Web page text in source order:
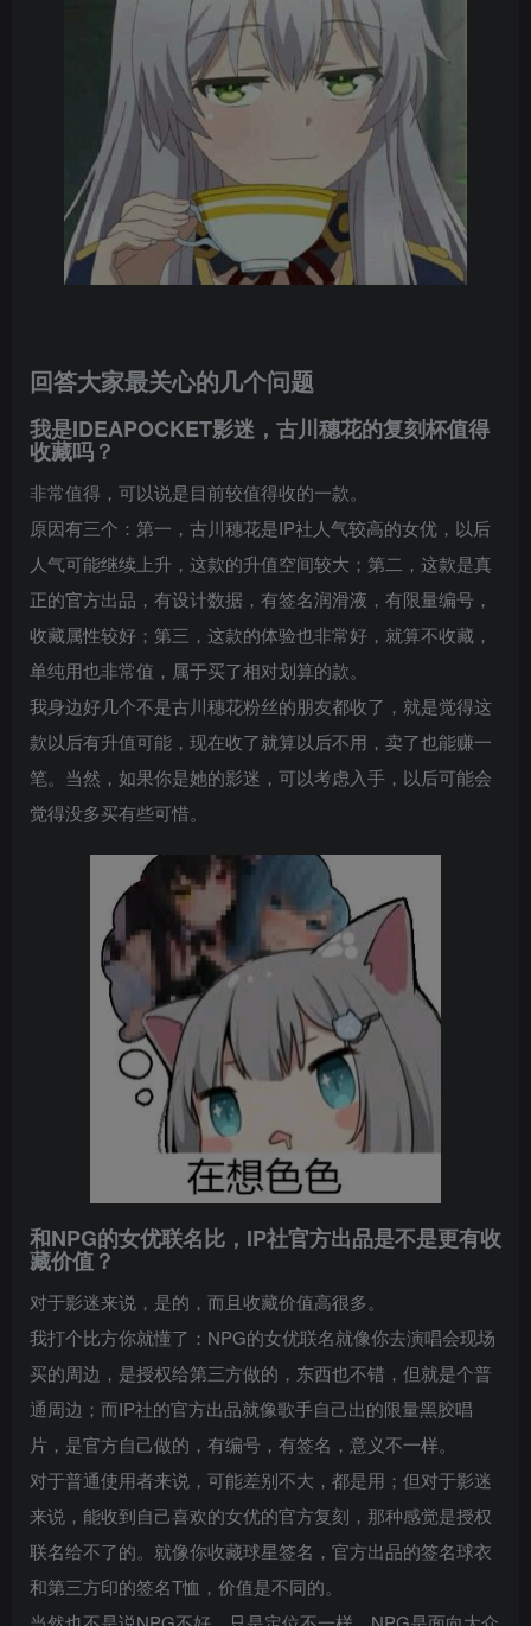
回答大家最关心的几个问题
我是IDEAPOCKET影迷，古川穗花的复刻杯值得
收藏吗？
非常值得，可以说是目前较值得收的一款。
原因有三个：第一，古川穗花是IP社人气较高的女优，以后
人气可能继续上升，这款的升值空间较大；第二，这款是真
正的官方出品，有设计数据，有签名润滑液，有限量编号，
收藏属性较好；第三，这款的体验也非常好，就算不收藏，
单纯用也非常值，属于买了相对划算的款。
我身边好几个不是古川穗花粉丝的朋友都收了，就是觉得这
款以后有升值可能，现在收了就算以后不用，卖了也能赚一
笔。当然，如果你是她的影迷，可以考虑入手，以后可能会
觉得没多买有些可惜。
和NPG的女优联名比，IP社官方出品是不是更有收
藏价值？
对于影迷来说，是的，而且收藏价值高很多。
我打个比方你就懂了：NPG的女优联名就像你去演唱会现场
买的周边，是授权给第三方做的，东西也不错，但就是个普
通周边；而IP社的官方出品就像歌手自己出的限量黑胶唱
片，是官方自己做的，有编号，有签名，意义不一样。
对于普通使用者来说，可能差别不大，都是用；但对于影迷
来说，能收到自己喜欢的女优的官方复刻，那种感觉是授权
联名给不了的。就像你收藏球星签名，官方出品的签名球衣
和第三方印的签名T恤，价值是不同的。